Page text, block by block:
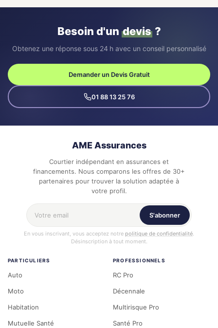
Besoin d'un devis?
Obtenez une réponse sous 24 h avec un conseil personnalisé
Demander un Devis Gratuit
01 88 13 25 76
AME Assurances
Courtier indépendant en assurances et
financements. Nous comparons les offres de 30+
partenaires pour trouver la solution adaptée à
votre profil.
Votre adresse email
S'abonner
En vous inscrivant, vous acceptez notre politique de confidentialité.
Désinscription à tout moment.
PARTICULIERS
Auto
Moto
Habitation
Mutuelle Santé
PROFESSIONNELS
RC Pro
Décennale
Multirisque Pro
Santé Pro